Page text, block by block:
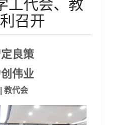
工代会、教
召开
良策
伟业
教代会